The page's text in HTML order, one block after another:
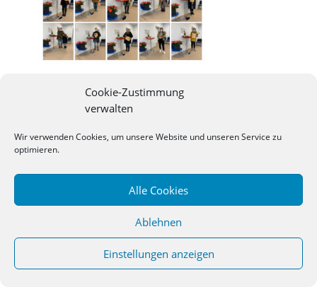
Cookie-Zustimmung
verwalten
Wir verwenden Cookies, um unsere Website und unseren Service zu
optimieren.
Alle Cookies
Ablehnen
Einstellungen anzeigen
wordpress